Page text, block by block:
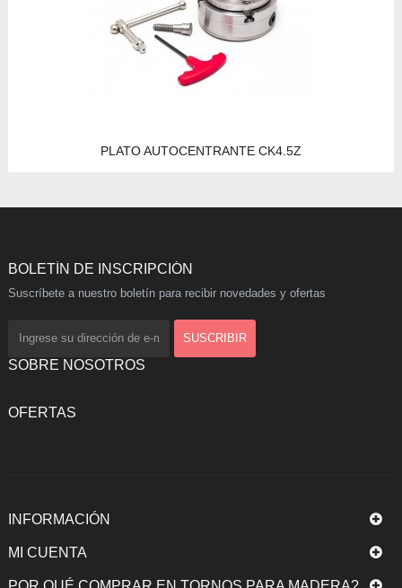
PLATO AUTOCENTRANTE CK4.5Z
BOLETÍN DE INSCRIPCIÓN
Suscríbete a nuestro boletín para recibir novedades y ofertas
SOBRE NOSOTROS
OFERTAS
INFORMACIÓN
MI CUENTA